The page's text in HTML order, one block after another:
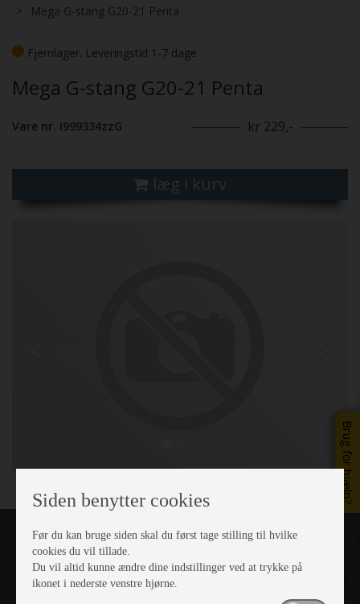
Brug for hjælp?
Mega G-stang G20-21 Penta
Fjernlager. Leveringstid 1-7 dage
Mega G-stang G20-21 Penta
Vare nr. I999334zzG kr 229,-
læg i kurv
Siden benytter cookies
Før du kan bruge siden skal du først tage stilling til hvilke
cookies du vil tillade.
Du vil altid kunne ændre dine indstillinger ved at trykke på
ikonet i nederste venstre hjørne.